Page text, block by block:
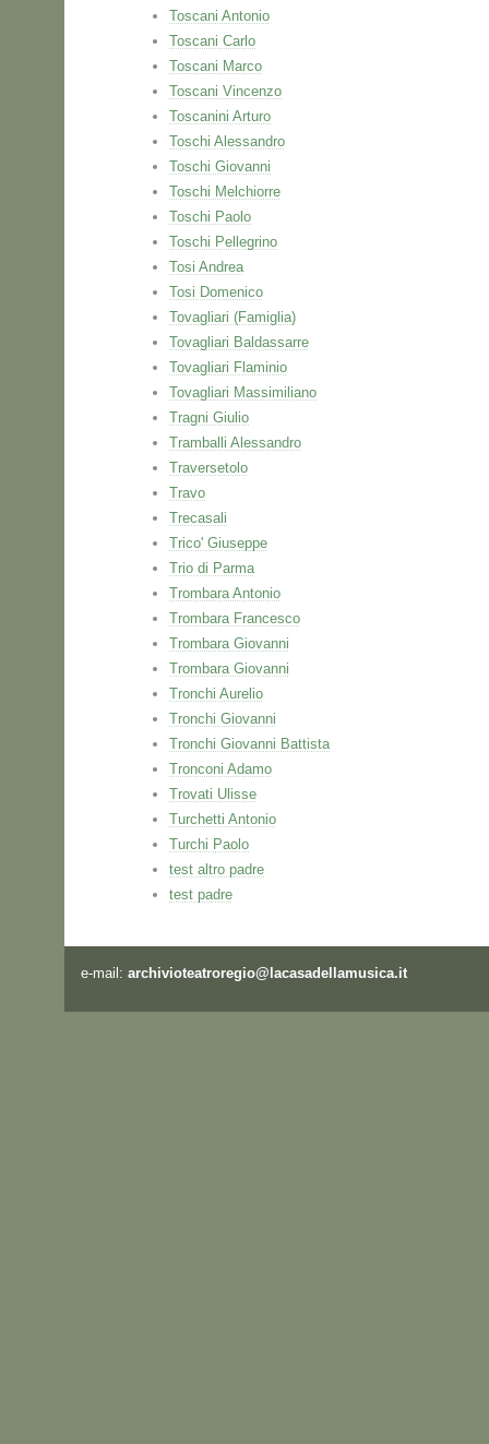
Toscani Antonio
Toscani Carlo
Toscani Marco
Toscani Vincenzo
Toscanini Arturo
Toschi Alessandro
Toschi Giovanni
Toschi Melchiorre
Toschi Paolo
Toschi Pellegrino
Tosi Andrea
Tosi Domenico
Tovagliari (Famiglia)
Tovagliari Baldassarre
Tovagliari Flaminio
Tovagliari Massimiliano
Tragni Giulio
Tramballi Alessandro
Traversetolo
Travo
Trecasali
Trico' Giuseppe
Trio di Parma
Trombara Antonio
Trombara Francesco
Trombara Giovanni
Trombara Giovanni
Tronchi Aurelio
Tronchi Giovanni
Tronchi Giovanni Battista
Tronconi Adamo
Trovati Ulisse
Turchetti Antonio
Turchi Paolo
test altro padre
test padre
e-mail: archivioteatroregio@lacasadellamusica.it